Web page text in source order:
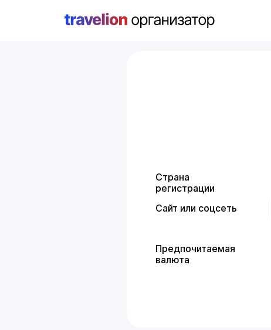
Страна
регистрации
Сайт или соцсеть
Предпочитаемая
валюта